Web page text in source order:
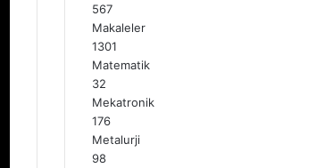
567
Makaleler
1301
Matematik
32
Mekatronik
176
Metalurji
98